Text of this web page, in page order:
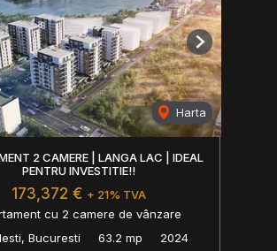
Harta
Next
2 CAMERE | LANGA LAC | IDEAL
PENTRU INVESTITIE!!
173,372 € + 21% TVA
cu 2 camere de vânzare
Bucuresti
63.2 mp 2024